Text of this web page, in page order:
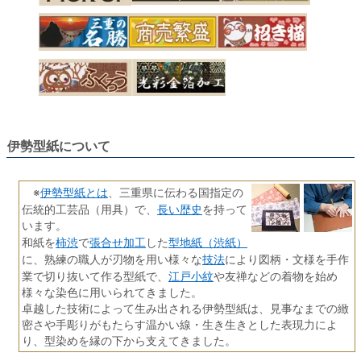
伊勢型紙について
※伊勢型紙とは、三重県に伝わる国指定の
伝統的工芸品（用具）で、 長い歴史を持って
います。
和紙を柿渋で張合せ加工した型地紙（渋紙）
に、熟練の職人が刃物を用い様々な技法により図柄・文様を手作
業で切り抜いて作る型紙で、 江戸小紋や友禅などの着物を始め
様々な染色に用いられてきました。
卓越した技術によって生み出される伊勢型紙は、見事なまでの緻
密さや手彫りがもたらす温かい線・生き生きとした表現力によ
り、型染めを縁の下から支えてきました。